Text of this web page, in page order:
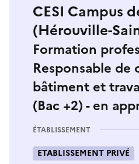
CESI Campus
(Hérouville-
Formation
Responsable de
bâtiment et
(Bac +2) - en
ÉTABLISSEMENT
ETABLISSEMENT PRIVÉ